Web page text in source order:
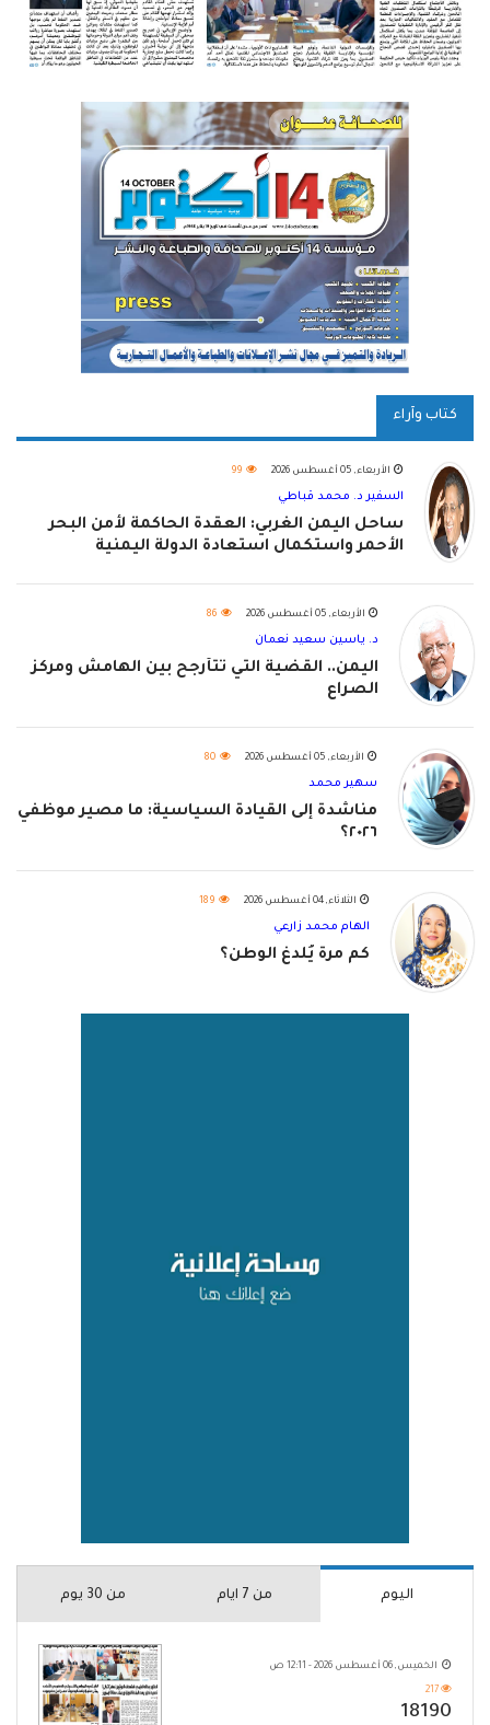
كتاب وآراء
الأربعاء, 05 أغسطس 2026 99
السفير د. محمد قباطي
ساحل اليمن الغربي: العقدة الحاكمة لأمن البحر
الأحمر واستكمال استعادة الدولة اليمنية
الأربعاء, 05 أغسطس 2026 86
د. ياسين سعيد نعمان
اليمن.. القضية التي تتأرجح بين الهامش ومركز
الصراع
الأربعاء, 05 أغسطس 2026 80
سهير محمد
مناشدة إلى القيادة السياسية: ما مصير موظفي
٢٠٢٦؟
الثلاثاء, 04 أغسطس 2026 189
الهام محمد زارعي
كم مرة يُلدغ الوطن؟
اليوم من 7 ايام من 30 يوم
الخميس, 06 أغسطس 2026 - 12:11 ص
217
18190